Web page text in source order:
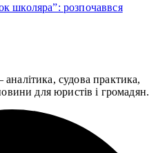
школяра”: розпочаввся
судова практика,
для юристів і громадян.